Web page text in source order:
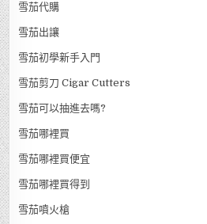
雪茄代購
雪茄出讓
雪茄初學新手入門
雪茄剪刀 Cigar Cutters
雪茄可以抽進去嗎?
雪茄哪裡買
雪茄哪裡買便宜
雪茄哪裡買得到
雪茄噴火槍